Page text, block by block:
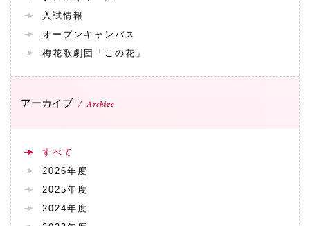
入試情報
オープンキャンパス
梅花歌劇団「この花」
アーカイブ Archive
すべて
2026年度
2025年度
2024年度